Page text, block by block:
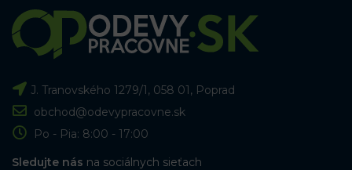
J. Tranovského 1279/1, 058 01, Poprad
obchod@odevypracovne.sk
Po - Pia: 8:00 - 17:00
Sledujte nás na sociálnych sieťach